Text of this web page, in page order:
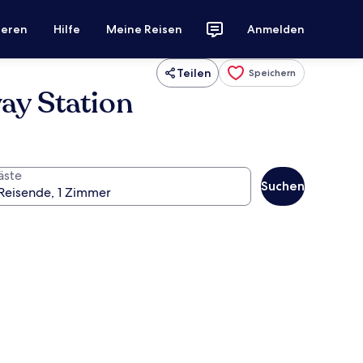
Hilfe Meine Reisen Anmelden
Teilen Speichern
Station
Suchen